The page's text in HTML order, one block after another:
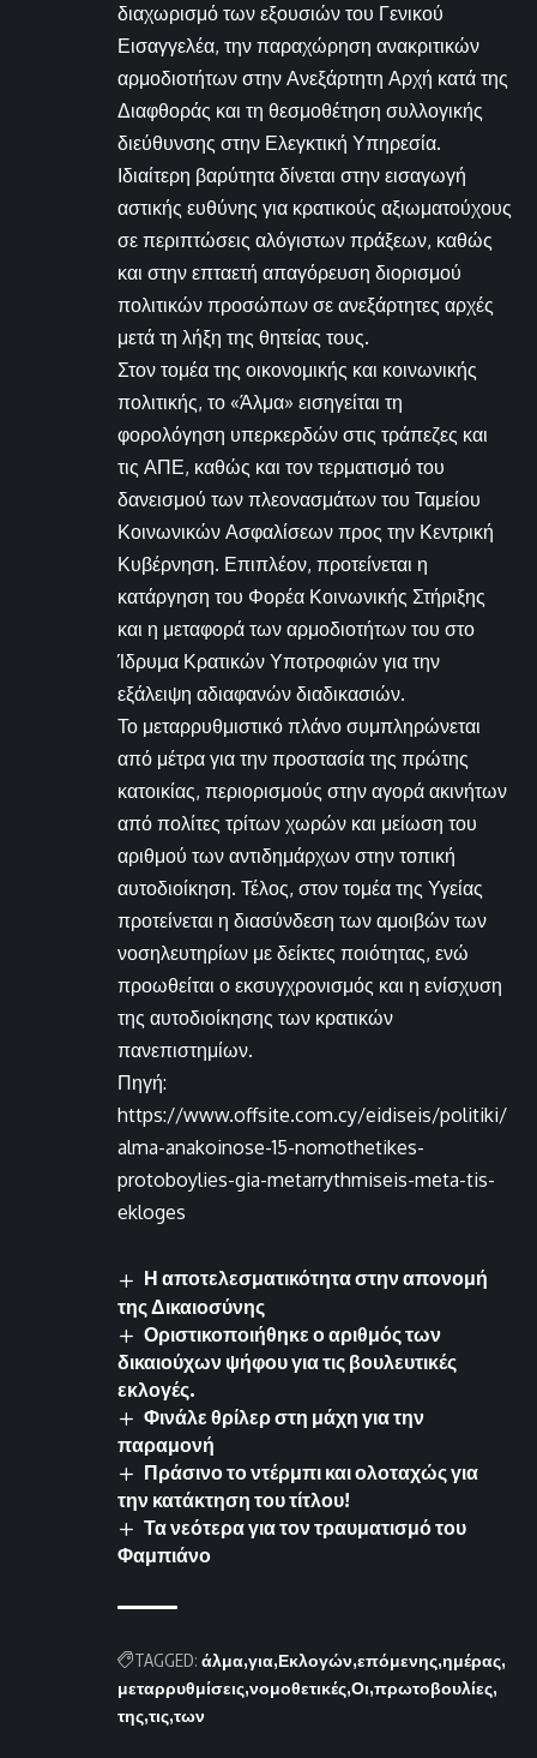
διαχωρισμό των εξουσιών του Γενικού
Εισαγγελέα, την παραχώρηση ανακριτικών
αρμοδιοτήτων στην Ανεξάρτητη Αρχή κατά της
Διαφθοράς και τη θεσμοθέτηση συλλογικής
διεύθυνσης στην Ελεγκτική Υπηρεσία.
Ιδιαίτερη βαρύτητα δίνεται στην εισαγωγή
αστικής ευθύνης για κρατικούς αξιωματούχους
σε περιπτώσεις αλόγιστων πράξεων, καθώς
και στην επταετή απαγόρευση διορισμού
πολιτικών προσώπων σε ανεξάρτητες αρχές
μετά τη λήξη της θητείας τους.
Στον τομέα της οικονομικής και κοινωνικής
πολιτικής, το «Άλμα» εισηγείται τη
φορολόγηση υπερκερδών στις τράπεζες και
τις ΑΠΕ, καθώς και τον τερματισμό του
δανεισμού των πλεονασμάτων του Ταμείου
Κοινωνικών Ασφαλίσεων προς την Κεντρική
Κυβέρνηση. Επιπλέον, προτείνεται η
κατάργηση του Φορέα Κοινωνικής Στήριξης
και η μεταφορά των αρμοδιοτήτων του στο
Ίδρυμα Κρατικών Υποτροφιών για την
εξάλειψη αδιαφανών διαδικασιών.
Το μεταρρυθμιστικό πλάνο συμπληρώνεται
από μέτρα για την προστασία της πρώτης
κατοικίας, περιορισμούς στην αγορά ακινήτων
από πολίτες τρίτων χωρών και μείωση του
αριθμού των αντιδημάρχων στην τοπική
αυτοδιοίκηση. Τέλος, στον τομέα της Υγείας
προτείνεται η διασύνδεση των αμοιβών των
νοσηλευτηρίων με δείκτες ποιότητας, ενώ
προωθείται ο εκσυγχρονισμός και η ενίσχυση
της αυτοδιοίκησης των κρατικών
πανεπιστημίων.
Πηγή:
https://www.offsite.com.cy/eidiseis/politiki/
alma-anakoinose-15-nomothetikes-
protoboylies-gia-metarrythmiseis-meta-tis-
ekloges
Η αποτελεσματικότητα στην απονομή
της Δικαιοσύνης
Οριστικοποιήθηκε ο αριθμός των
δικαιούχων ψήφου για τις βουλευτικές
εκλογές.
Φινάλε θρίλερ στη μάχη για την
παραμονή
Πράσινο το ντέρμπι και ολοταχώς για
την κατάκτηση του τίτλου!
Τα νεότερα για τον τραυματισμό του
Φαμπιάνο
TAGGED: άλμα για Εκλογών επόμενης ημέρας
μεταρρυθμίσεις νομοθετικές Οι πρωτοβουλίες
της τις των